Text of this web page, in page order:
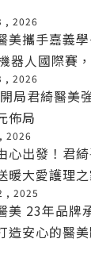
, 2026
美攜手嘉義
器人國際賽
, 2026
局君綺醫美
佈局
2026
心出發！君
暖大愛護理
, 2025
美 23年品牌
造安心的醫